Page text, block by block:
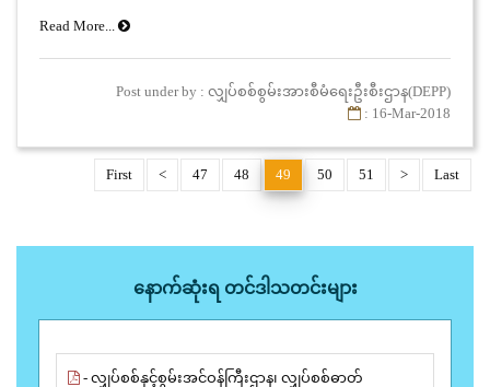
Read More...
Post under by : လျှပ်စစ်စွမ်းအားစီမံရေးဦးစီးဌာန(DEPP)
: 16-Mar-2018
First < 47 48 49 50 51 > Last
နောက်ဆုံးရ တင်ဒါသတင်းများ
- လျှပ်စစ်နှင့်စွမ်းအင်ဝန်ကြီးဌာန၊ လျှပ်စစ်ဓာတ်